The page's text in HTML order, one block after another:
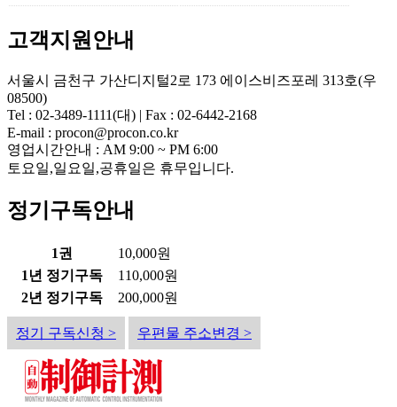
고객지원안내
서울시 금천구 가산디지털2로 173 에이스비즈포레 313호(우
08500)
Tel : 02-3489-1111(대) | Fax : 02-6442-2168
E-mail : procon@procon.co.kr
영업시간안내 : AM 9:00 ~ PM 6:00
토요일,일요일,공휴일은 휴무입니다.
정기구독안내
1권
10,000원
1년 정기구독
110,000원
2년 정기구독
200,000원
정기 구독신청 > 우편물 주소변경 >